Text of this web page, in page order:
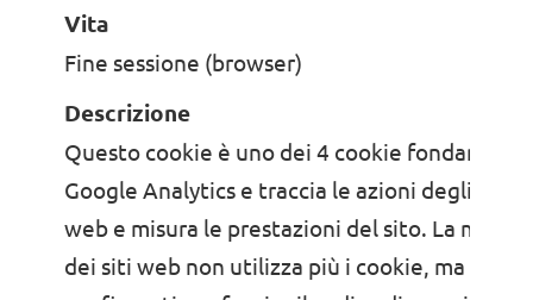
Vita
Fine sessione (browser)
Descrizione
Questo cookie è uno dei 4 cookie
Google Analytics e traccia le azioni degli
web e misura le prestazioni del sito. La
dei siti web non utilizza più i cookie, ma sono